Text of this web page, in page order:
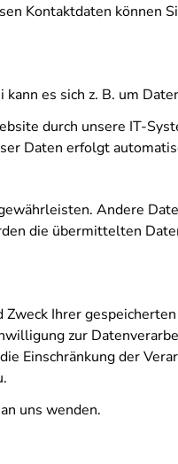
Kontaktdaten können
es sich z. B. um
durch unsere IT-
Daten erfolgt
Andere
die übermittelten
Ihrer
zur
Einschränkung der
uns wenden.